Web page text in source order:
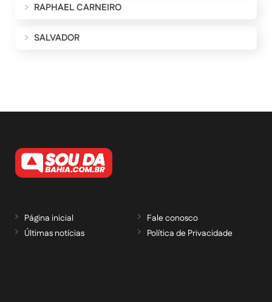
RAPHAEL CARNEIRO
SALVADOR
Página inicial
Últimas notícias
Fale conosco
Política de Privacidade